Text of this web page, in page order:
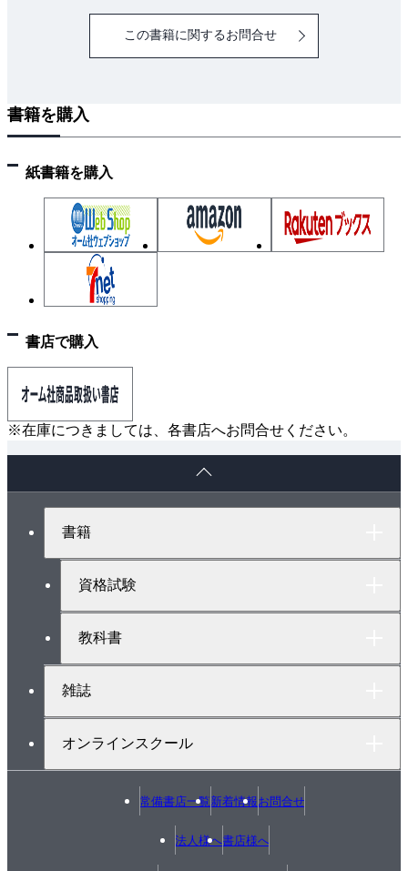
この書籍に関するお問合せ
書籍を購入
紙書籍を購入
書店で購入
※在庫につきましては、各書店へお問合せください。
書籍
資格試験
教科書
雑誌
オンラインスクール
常備書店一覧新着情報お問合せ
法人様へ書店様へ